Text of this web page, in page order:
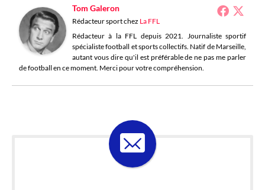
Tom Galeron
Rédacteur sportchez La FFL
Rédacteur à la FFL depuis 2021. Journaliste sportif
spécialiste football et sports collectifs. Natif de Marseille,
autant vous dire qu'il est préférable de ne pas me parler
de football en ce moment. Merci pour votre compréhension.